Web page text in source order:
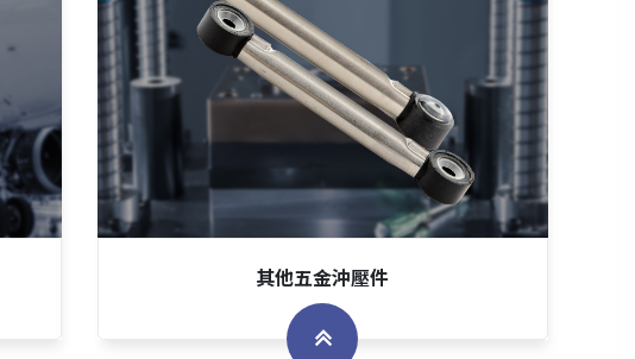
其他五金沖壓件